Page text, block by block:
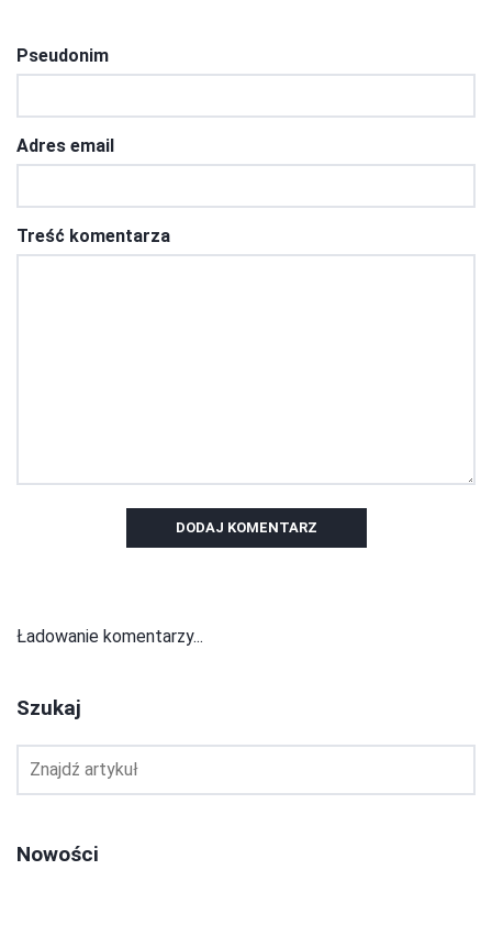
Pseudonim
Adres email
Treść komentarza
DODAJ KOMENTARZ
Ładowanie komentarzy...
Szukaj
Nowości